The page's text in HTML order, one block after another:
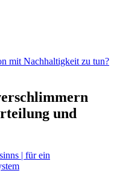
mit Nachhaltigkeit zu tun?
und
| für ein